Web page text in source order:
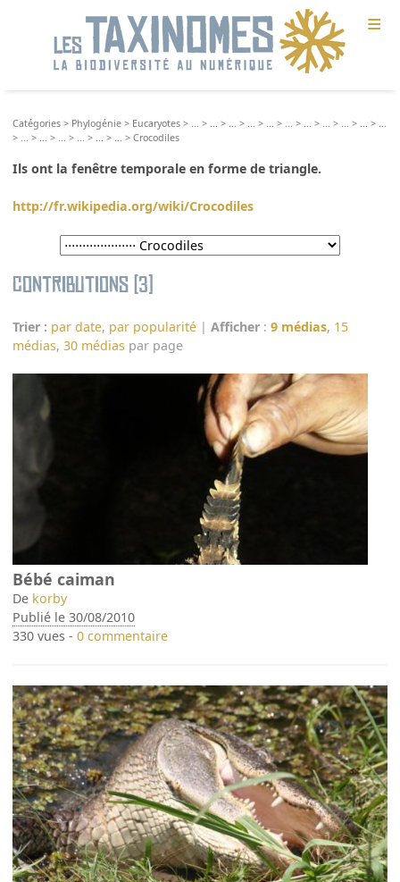
≡
Catégories > Phylogénie > Eucaryotes > > > > > > > > > > >
>
> > > > > >Crocodiles
Ils ont la fenêtre temporale en forme de triangle.
http://fr.wikipedia.org/wiki/Crocodiles
Contributions (3)
Trier : par date, par popularité |Afficher :9 médias, 15
médias,30 médias par page
Bébé caiman
De korby
Publié le 30/08/2010
330 vues -0 commentaire